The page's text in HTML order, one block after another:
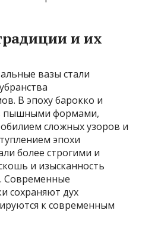
и их
вазы стали
В эпоху барокко и
пышными формами,
сложных узоров и
эпохи
более строгими и
и изысканность
Современные
сохраняют дух
к современным